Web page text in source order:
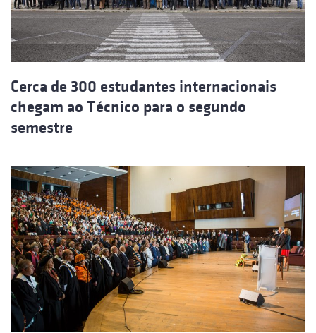
Cerca de 300 estudantes internacionais
chegam ao Técnico para o segundo
semestre